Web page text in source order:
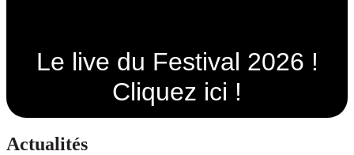
Le live du Festival 2026 !
Cliquez ici !
Actualités